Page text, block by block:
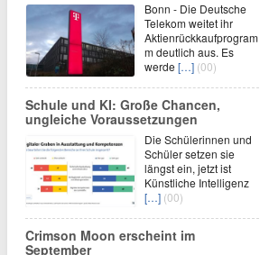
Bonn - Die Deutsche
Telekom weitet ihr
Aktienrückkaufprogram
m deutlich aus. Es
werde […] (00)
Schule und KI: Große Chancen,
ungleiche Voraussetzungen
Die Schülerinnen und
Schüler setzen sie
längst ein, jetzt ist
Künstliche Intelligenz
[…] (00)
Crimson Moon erscheint im
September